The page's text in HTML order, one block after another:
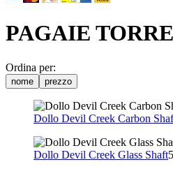
PAGAIE
Ordina per:
nome prezzo
Dollo Devil Creek Carbon
Dollo Devil Creek Glass Shaft